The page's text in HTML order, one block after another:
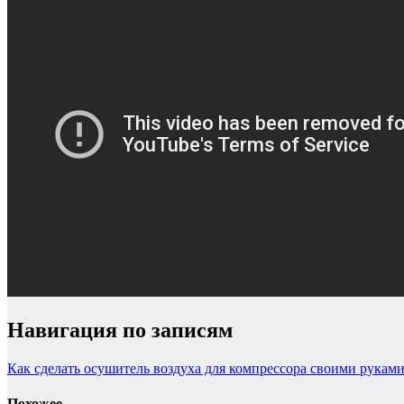
Навигация по записям
Как сделать осушитель воздуха для компрессора своими руками